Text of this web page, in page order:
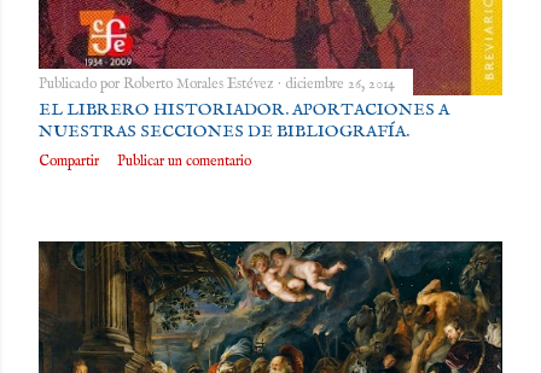
Publicado por Roberto Morales Estévez diciembre 26, 2014
EL LIBRERO HISTORIADOR. APORTACIONES A
NUESTRAS SECCIONES DE BIBLIOGRAFÍA.
Compartir Publicar un comentario